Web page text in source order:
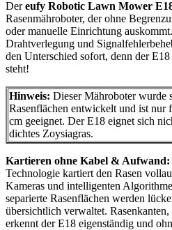
Dereufy Robotic Lawn Mower
Rasenmähroboter, der ohne
oder manuelle Einrichtung
Drahtverlegung und
den Unterschied sofort, denn der
steht!
Hinweis: Dieser Mähroboter wurde
Rasenflächen entwickelt und ist nur
cm geeignet. Der E18 eignet sich
dichtes Zoysiagras.
Kartieren ohne Kabel & Aufwand:
Technologie kartiert den Rasen
Kameras und intelligenten
separierte Rasenflächen werden
übersichtlich verwaltet.
erkennt der E18 eigenständig und